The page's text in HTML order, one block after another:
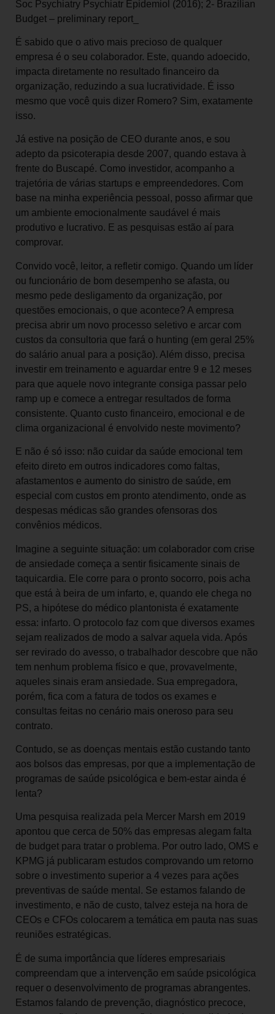
Soc Psychiatry Psychiatr Epidemiol (2016); 2- Brazilian
Budget – preliminary report_
É sabido que o ativo mais precioso de qualquer
empresa é o seu colaborador. Este, quando adoecido,
impacta diretamente no resultado financeiro da
organização, reduzindo a sua lucratividade. É isso
mesmo que você quis dizer Romero? Sim, exatamente
isso.
Já estive na posição de CEO durante anos, e sou
adepto da psicoterapia desde 2007, quando estava à
frente do Buscapé. Como investidor, acompanho a
trajetória de várias startups e empreendedores. Com
base na minha experiência pessoal, posso afirmar que
um ambiente emocionalmente saudável é mais
produtivo e lucrativo. E as pesquisas estão aí para
comprovar.
Convido você, leitor, a refletir comigo. Quando um líder
ou funcionário de bom desempenho se afasta, ou
mesmo pede desligamento da organização, por
questões emocionais, o que acontece? A empresa
precisa abrir um novo processo seletivo e arcar com
custos da consultoria que fará o hunting (em geral 25%
do salário anual para a posição). Além disso, precisa
investir em treinamento e aguardar entre 9 e 12 meses
para que aquele novo integrante consiga passar pelo
ramp up e comece a entregar resultados de forma
consistente. Quanto custo financeiro, emocional e de
clima organizacional é envolvido neste movimento?
E não é só isso: não cuidar da saúde emocional tem
efeito direto em outros indicadores como faltas,
afastamentos e aumento do sinistro de saúde, em
especial com custos em pronto atendimento, onde as
despesas médicas são grandes ofensoras dos
convênios médicos.
Imagine a seguinte situação: um colaborador com crise
de ansiedade começa a sentir fisicamente sinais de
taquicardia. Ele corre para o pronto socorro, pois acha
que está à beira de um infarto, e, quando ele chega no
PS, a hipótese do médico plantonista é exatamente
essa: infarto. O protocolo faz com que diversos exames
sejam realizados de modo a salvar aquela vida. Após
ser revirado do avesso, o trabalhador descobre que não
tem nenhum problema físico e que, provavelmente,
aqueles sinais eram ansiedade. Sua empregadora,
porém, fica com a fatura de todos os exames e
consultas feitas no cenário mais oneroso para seu
contrato.
Contudo, se as doenças mentais estão custando tanto
aos bolsos das empresas, por que a implementação de
programas de saúde psicológica e bem-estar ainda é
lenta?
Uma pesquisa realizada pela Mercer Marsh em 2019
apontou que cerca de 50% das empresas alegam falta
de budget para tratar o problema. Por outro lado, OMS e
KPMG já publicaram estudos comprovando um retorno
sobre o investimento superior a 4 vezes para ações
preventivas de saúde mental. Se estamos falando de
investimento, e não de custo, talvez esteja na hora de
CEOs e CFOs colocarem a temática em pauta nas suas
reuniões estratégicas.
É de suma importância que líderes empresariais
compreendam que a intervenção em saúde psicológica
requer o desenvolvimento de programas abrangentes.
Estamos falando de prevenção, diagnóstico precoce,